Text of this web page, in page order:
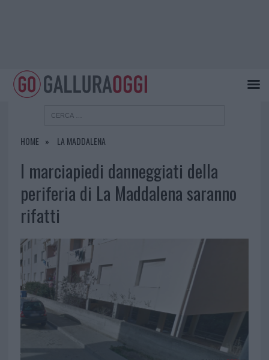
HOME LA MADDALENA
I marciapiedi danneggiati della
periferia di La Maddalena saranno
rifatti